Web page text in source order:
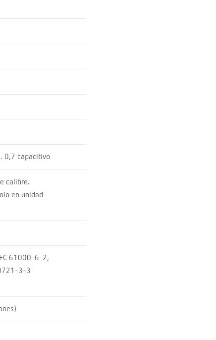
0,7 capacitivo
calibre.
en unidad
61000-6-2,
3-3